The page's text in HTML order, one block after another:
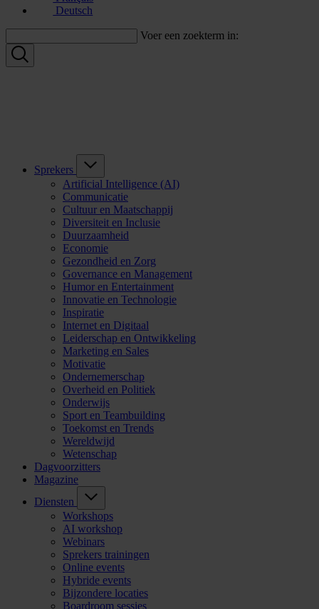
Deutsch
Voer een zoekterm in:
Sprekers
Artificial Intelligence (AI)
Communicatie
Cultuur en Maatschappij
Diversiteit en Inclusie
Duurzaamheid
Economie
Gezondheid en Zorg
Governance en Management
Humor en Entertainment
Innovatie en Technologie
Inspiratie
Internet en Digitaal
Leiderschap en Ontwikkeling
Marketing en Sales
Motivatie
Ondernemerschap
Overheid en Politiek
Onderwijs
Sport en Teambuilding
Toekomst en Trends
Wereldwijd
Wetenschap
Dagvoorzitters
Magazine
Diensten
Workshops
AI workshop
Webinars
Sprekers trainingen
Online events
Hybride events
Bijzondere locaties
Boardroom sessies